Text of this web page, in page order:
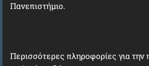
Πανεπιστήμιο.
Περισσότερες πληροφορίες για την